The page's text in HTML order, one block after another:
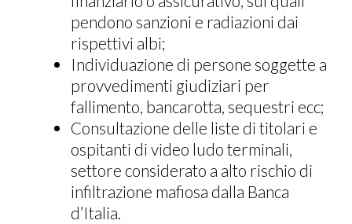
pendono sanzioni e radiazioni dai
rispettivi albi;
Individuazione di persone soggette a
provvedimenti giudiziari per
fallimento, bancarotta, sequestri ecc;
Consultazione delle liste di titolari e
ospitanti di video ludo terminali,
settore considerato a alto rischio di
infiltrazione mafiosa dalla Banca
d’Italia.